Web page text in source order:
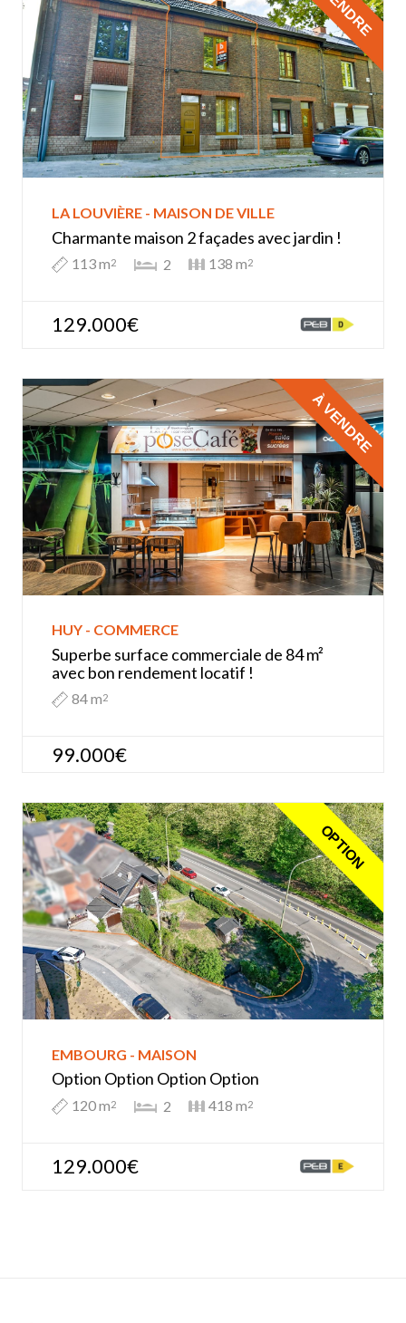
LA LOUVIÈRE - MAISON DE VILLE
Charmante maison 2 façades avec jardin !
113 m2 2 138 m2
129.000€
HUY - COMMERCE
Superbe surface commerciale de 84 m²
avec bon rendement locatif !
84 m2
99.000€
À VENDRE
EMBOURG - MAISON
Option Option Option Option
120 m2 2 418 m2
129.000€
OPTION